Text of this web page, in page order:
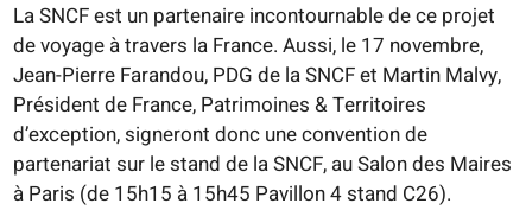
La SNCF est un partenaire incontournable de ce projet
de voyage à travers la France. Aussi, le 17 novembre,
Jean-Pierre Farandou, PDG de la SNCF et Martin Malvy,
Président de France, Patrimoines & Territoires
d’exception, signeront donc une convention de
partenariat sur le stand de la SNCF, au Salon des Maires
à Paris (de 15h15 à 15h45 Pavillon 4 stand C26).